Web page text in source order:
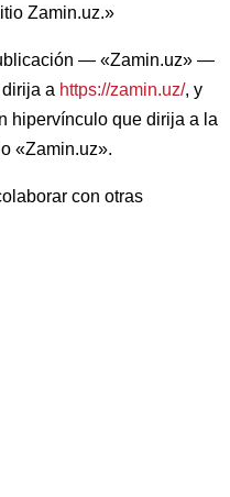
Zamin.uz.»
— «Zamin.uz» —
a https://zamin.uz/, y
hipervínculo que dirija a la
«Zamin.uz».
con otras